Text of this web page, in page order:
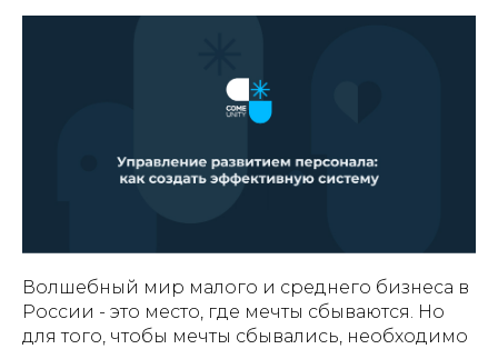
Волшебный мир малого и среднего бизнеса в
России - это место, где мечты сбываются. Но
для того, чтобы мечты сбывались, необходимо